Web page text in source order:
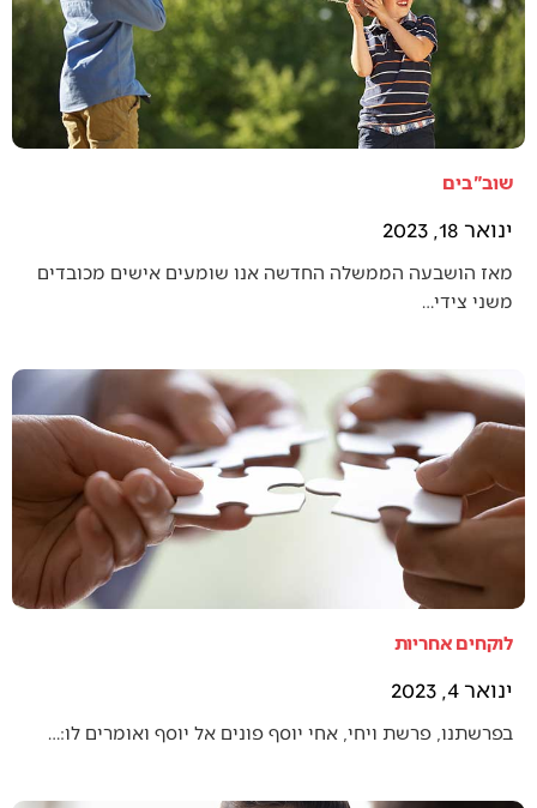
שוב"בים
ינואר 18, 2023
מאז הושבעה הממשלה החדשה אנו שומעים אישים מכובדים
משני צידי…
לוקחים אחריות
ינואר 4, 2023
בפרשתנו, פרשת ויחי, אחי יוסף פונים אל יוסף ואומרים לו:…